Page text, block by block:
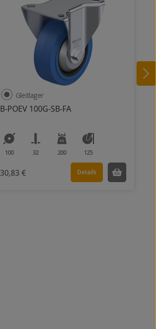
B-POEV 100G-SB-FA
Gleitlager
100 32 200 125
30,83 € Details